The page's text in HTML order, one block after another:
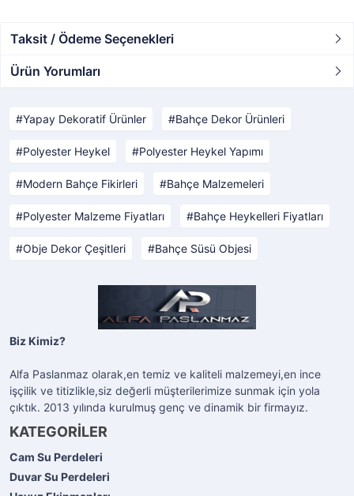
Taksit / Ödeme Seçenekleri
Ürün Yorumları
Yapay Dekoratif Ürünler Bahçe Dekor Ürünleri
Polyester Heykel Polyester Heykel Yapımı
Modern Bahçe Fikirleri Bahçe Malzemeleri
Polyester Malzeme Fiyatları Bahçe Heykelleri Fiyatları
Obje Dekor Çeşitleri Bahçe Süsü Objesi
Biz Kimiz?
Alfa Paslanmaz olarak,en temiz ve kaliteli malzemeyi,en ince
işçilik ve titizlikle,siz değerli müşterilerimize sunmak için yola
çıktık. 2013 yılında kurulmuş genç ve dinamik bir firmayız.
KATEGORİLER
Cam Su Perdeleri
Duvar Su Perdeleri